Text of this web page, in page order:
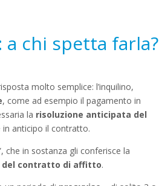
chi spetta farla?
molto semplice: l’inquilino,
, come ad esempio il pagamento in
la risoluzione anticipata del
anticipo il contratto.
che in sostanza gli conferisce la
del contratto di affitto.